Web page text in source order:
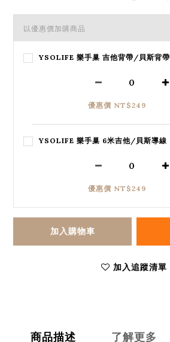
以優惠價加購商品
YSOLIFE 樂手巢 吉他背帶/貝斯背帶
優惠價 NT$249
YSOLIFE 樂手巢 6米吉他/貝斯導線
優惠價 NT$249
加入購物車
加入追蹤清單
商品描述 了解更多